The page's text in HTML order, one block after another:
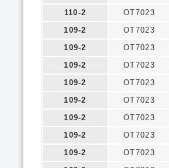
110-2
OT7023
109-2
OT7023
109-2
OT7023
109-2
OT7023
109-2
OT7023
109-2
OT7023
109-2
OT7023
109-2
OT7023
109-2
OT7023